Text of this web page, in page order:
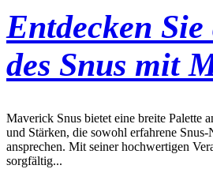
Entdecken Sie
des Snus mit
Maverick Snus bietet eine breite Palette
und Stärken, die sowohl erfahrene
ansprechen. Mit seiner hochwertigen
sorgfältig...